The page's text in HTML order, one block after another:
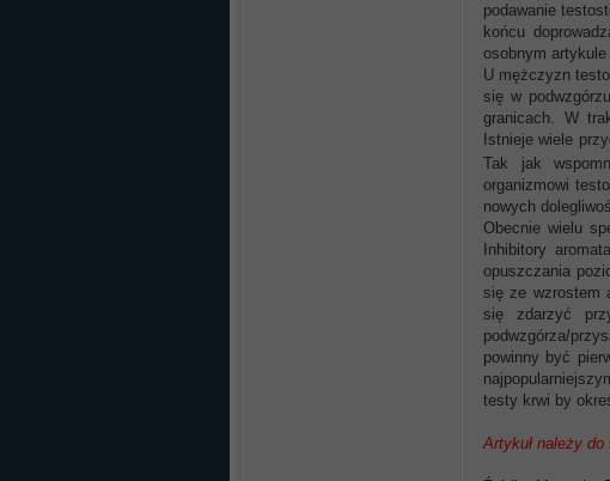
podawanie
końcu
osobnym
U mężczyzn
się w
granicach. W
Istnieje wiele
Tak jak
organizmowi
nowych
Obecnie wielu
Inhibitory
opuszczania
się ze wzrostem
się zdarzyć
podwzgórza/
powinny być
testy krwi by
Artykuł należy do